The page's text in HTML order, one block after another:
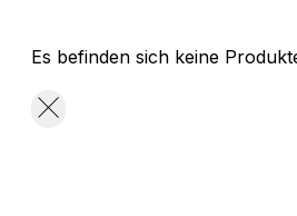
Es befinden sich keine